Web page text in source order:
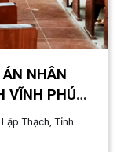
NHÂN
VĨNH PHÚC
Thạch, Tỉnh